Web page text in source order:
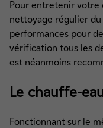
Pour entretenir votre
nettoyage régulier
performances pour
vérification tous les
est néanmoins
Le chauffe-
Fonctionnant sur le